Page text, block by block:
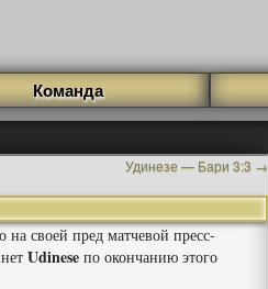
Команда
Удинезе — Бари 3:3 →
своей пред матчевой пресс-
Udineseпо окончанию этого